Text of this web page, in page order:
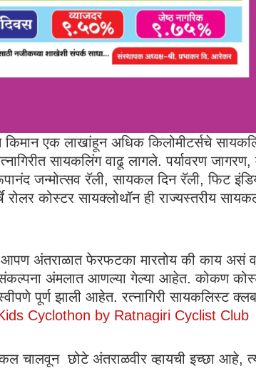
किमान एक लाखांहून अधिक किलोमीटर्सचे
सायकलिंग वाढू लागले. पर्यावरण जागरण,
जन्मोत्सव रॅली, सायकल दिन रॅली, फिट
कोस्टर सायक्लोथॉन ही राज्यस्तरीय
अंतराळात फेरफटका मारतोय की काय असं
संकल्पना अंमलात आणल्या गेल्या आहेत. कोकण
पूर्ण झाली आहेत. रत्नागिरी सायकलिस्ट
Cyclothon by Ratnagiri Cyclist Club
चालवून छोटे अंतराळवीर व्हायची इच्छा आहे,